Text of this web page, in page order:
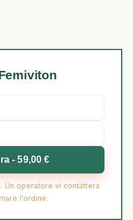
- 59,00 €
Un operatore vi contattera
l'ordine.